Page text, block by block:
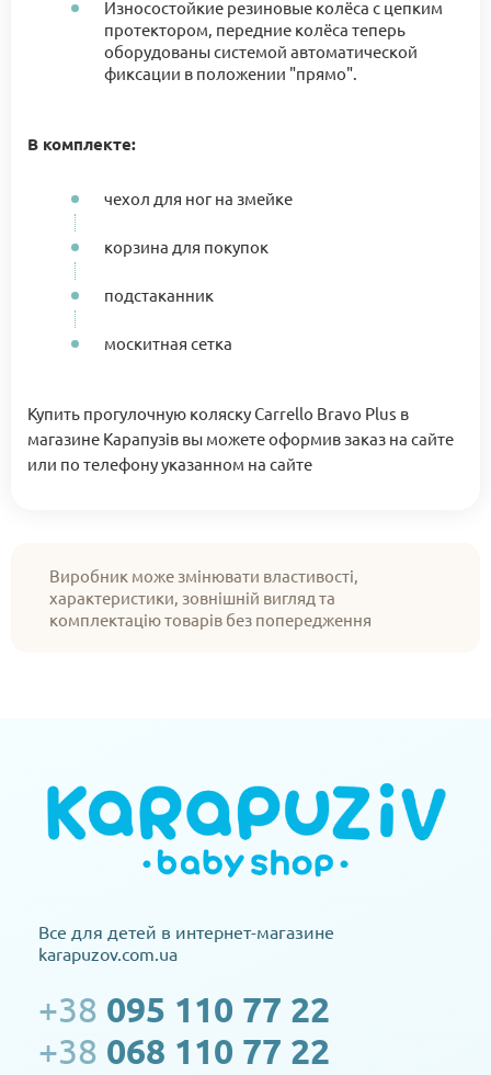
Износостойкие резиновые колёса с цепким
протектором, передние колёса теперь
оборудованы системой автоматической
фиксации в положении "прямо".
В комплекте:
чехол для ног на змейке
корзина для покупок
подстаканник
москитная сетка
Купить прогулочную коляску Carrello Bravo Plus в
магазине Карапузів вы можете оформив заказ на сайте
или по телефону указанном на сайте
Виробник може змінювати властивості,
характеристики, зовнішній вигляд та
комплектацію товарів без попередження
Все для детей в интернет-магазине
karapuzov.com.ua
+38 095 110 77 22
+38 068 110 77 22